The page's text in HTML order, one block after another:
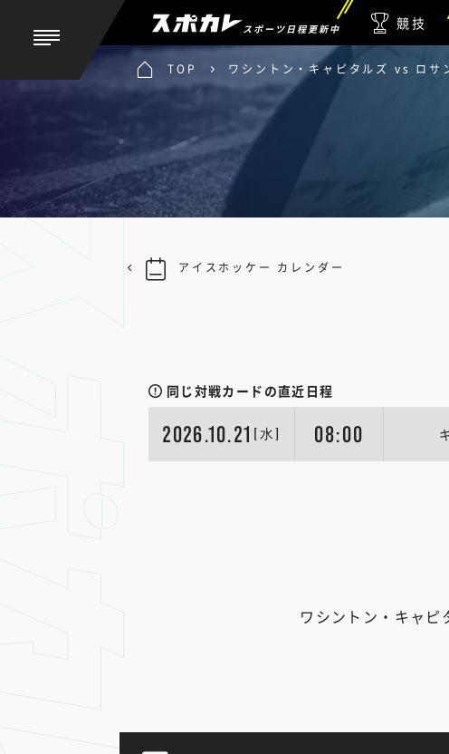
スポーツ日程更新中 競技
TOP ワシントン・キャピタルズ vs ロサ
同じ対戦カードの直近日程
2026.10.21 [水] 08:00
ワシントン・キャピ
アイスホッケー カレンダー